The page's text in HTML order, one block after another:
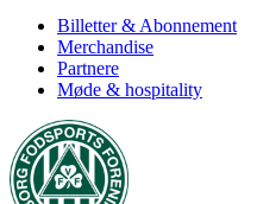
Billetter & Abonnement
Merchandise
Partnere
Møde & hospitality